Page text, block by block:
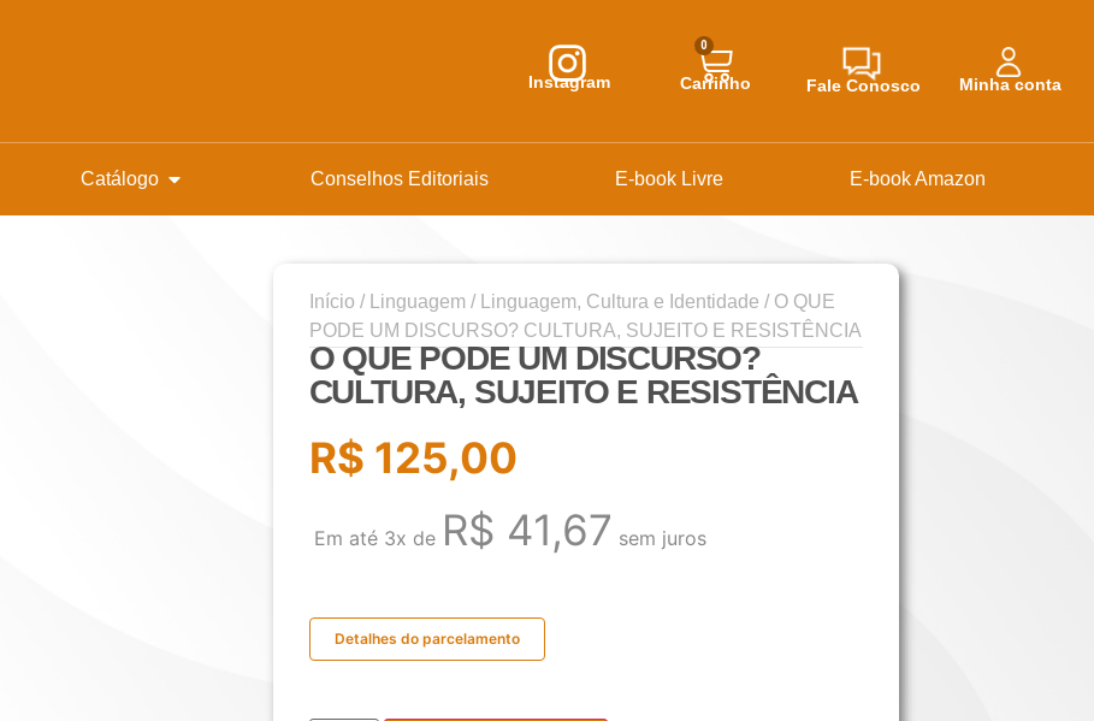
Instagram
0
Carrinho Fale Conosco Minha conta
Catálogo Conselhos Editoriais E-book Livre E-book Amazon
Início / Linguagem / Linguagem, Cultura e Identidade / O QUE
PODE UM DISCURSO? CULTURA, SUJEITO E RESISTÊNCIA
O QUE PODE UM DISCURSO?
CULTURA, SUJEITO E RESISTÊNCIA
R$ 125,00
Em até 3x de R$ 41,67 sem juros
Detalhes do parcelamento